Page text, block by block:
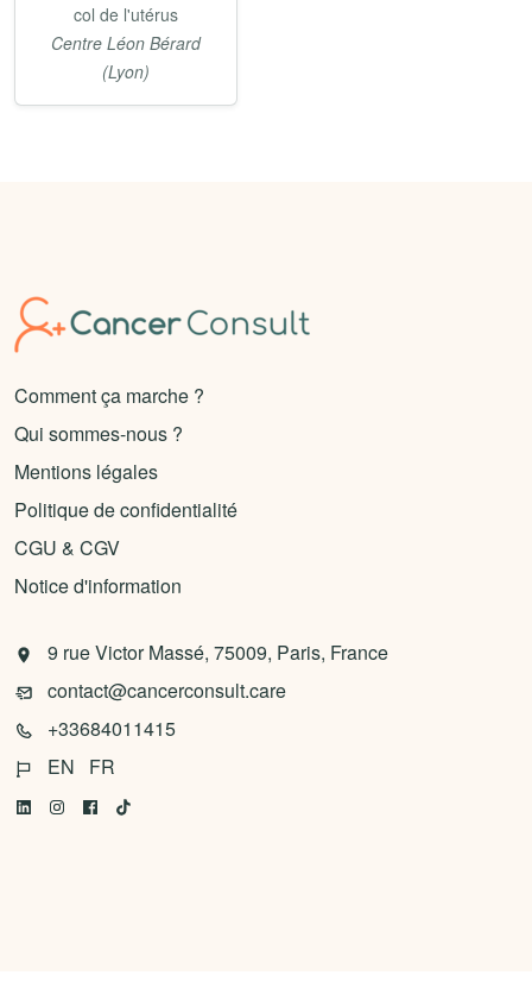
col de l'utérus
Centre Léon Bérard
(Lyon)
Comment ça marche ?
Qui sommes-nous ?
Mentions légales
Politique de confidentialité
CGU & CGV
Notice d'information
9 rue Victor Massé, 75009, Paris, France
contact@cancerconsult.care
+33684011415
EN
FR